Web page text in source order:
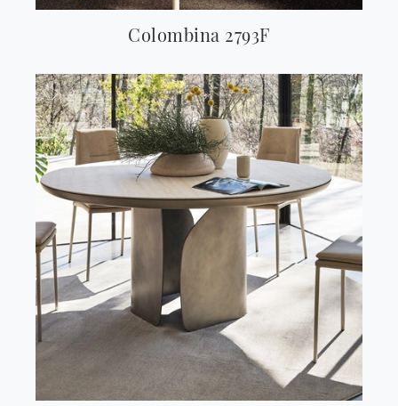
Colombina 2793F